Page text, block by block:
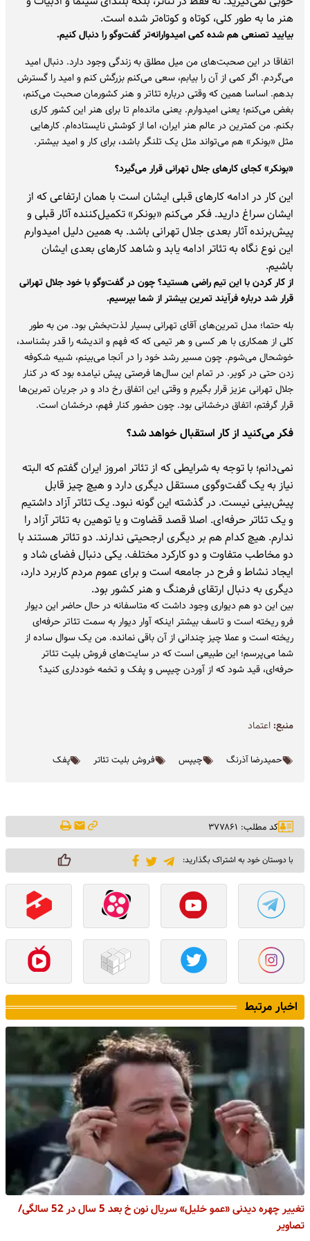
هنر ما به‌ طور کلی، کوتاه و کوتاه‌تر شده است.
بیایید تصنعی هم شده کمی امیدوارانه‌تر گفت‌وگو را دنبال کنیم.
اتفاقا در این صحبت‌های من میل مطلق به زندگی وجود دارد. دنبال امید
می‌گردم. اگر کمی از آن را بیابم، سعی می‌کنم بزرگش کنم و امید را گسترش
بدهم. اساسا همین که وقتی درباره تئاتر و هنر کشورمان صحبت می‌کنم،
بغض می‌کنم؛ یعنی امیدوارم. یعنی مانده‌ام تا برای هنر این کشور کاری
بکنم. من کمترین در عالم هنر ایران، اما از کوشش نایستاده‌ام. کارهایی
مثل «بونکر» هم می‌تواند مثل یک تلنگر باشد، برای کار و امید بیشتر.
«بونکر» کجای کارهای جلال تهرانی قرار می‌گیرد؟
این کار در ادامه کارهای قبلی ایشان است با همان ارتفاعی که از
ایشان سراغ دارید. فکر می‌کنم «بونکر» تکمیل‌کننده آثار قبلی و
پیش‌برنده آثار بعدی جلال تهرانی باشد. به همین دلیل امیدوارم
این نوع نگاه به تئاتر ادامه یابد و شاهد کارهای بعدی ایشان
باشیم.
از کار کردن با این تیم راضی هستید؟ چون در گفت‌وگو با خود جلال تهرانی
قرار شد درباره فرآیند تمرین بیشتر از شما بپرسیم.
بله حتما؛ مدل تمرین‌های آقای تهرانی بسیار لذت‌بخش بود. من به ‌طور
کلی از همکاری با هر کسی و هر تیمی که که فهم و اندیشه را قدر بشناسد،
خوشحال می‌شوم. چون مسیر رشد خود را در آنجا می‌بینم، شبیه شکوفه
زدن حتی در کویر. در تمام این سال‌ها فرصتی پیش نیامده بود که در کنار
جلال تهرانی عزیز قرار بگیرم و وقتی این اتفاق رخ داد و در جریان تمرین‌ها
قرار گرفتم، اتفاق درخشانی بود. چون حضور کنار فهم، درخشان است.
فکر می‌کنید از کار استقبال خواهد شد؟
نمی‌دانم؛ با توجه به شرایطی که از تئاتر امروز ایران گفتم که البته
نیاز به یک گفت‌وگوی مستقل دیگری دارد و هیچ چیز قابل
پیش‌بینی نیست. در گذشته این گونه نبود. یک تئاتر آزاد داشتیم
و یک تئاتر حرفه‌ای. اصلا قصد قضاوت و یا توهین به تئاتر آزاد را
ندارم. هیچ کدام هم بر دیگری ارجحیتی ندارند. دو تئاتر هستند با
دو مخاطب متفاوت و دو کارکرد مختلف. یکی دنبال فضای شاد و
ایجاد نشاط و فرح در جامعه است و برای عموم مردم کاربرد دارد،
دیگری به دنبال ارتقای فرهنگ و هنر کشور بود.
بین این دو هم دیواری وجود داشت که متاسفانه در حال حاضر این دیوار
فرو ریخته است و تاسف بیشتر اینکه آوار دیوار به سمت تئاتر حرفه‌ای
ریخته است و عملا چیز چندانی از آن باقی نمانده. من یک سوال ساده از
شما می‌پرسم؛ این طبیعی است که در سایت‌های فروش بلیت تئاتر
حرفه‌ای، قید شود که از آوردن چیپس و پفک و تخمه خودداری کنید؟
منبع:اعتماد
حمیدرضا آذرنگ چیپس فروش بلیت تئاتر پفک
کد مطلب: ۳۷۷۸۶۱
با دوستان خود به اشتراک بگذارید:
اخبار مرتبط
تغییر چهره دیدنی «عمو خلیل» سریال نون خ بعد 5 سال در 52 سالگی/
تصاویر